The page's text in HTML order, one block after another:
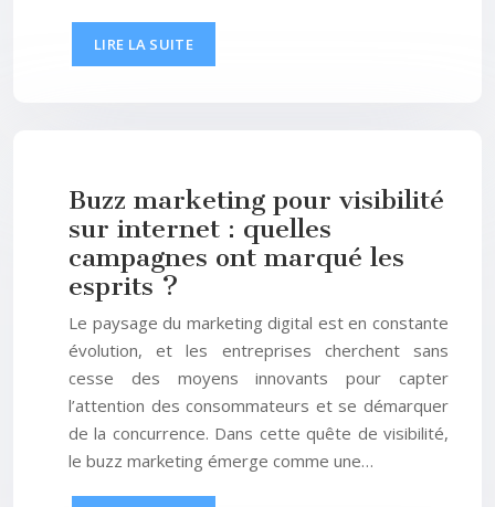
LIRE LA SUITE
Buzz marketing pour visibilité
sur internet : quelles
campagnes ont marqué les
esprits ?
Le paysage du marketing digital est en constante
évolution, et les entreprises cherchent sans
cesse des moyens innovants pour capter
l’attention des consommateurs et se démarquer
de la concurrence. Dans cette quête de visibilité,
le buzz marketing émerge comme une…